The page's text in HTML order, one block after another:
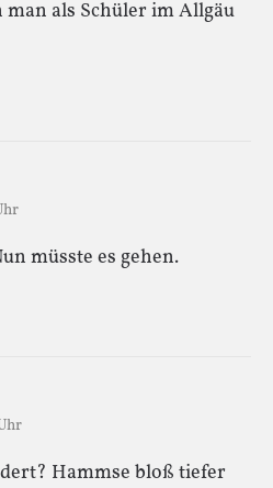
als Schüler im Allgäu
müsste es gehen.
Hammse bloß tiefer